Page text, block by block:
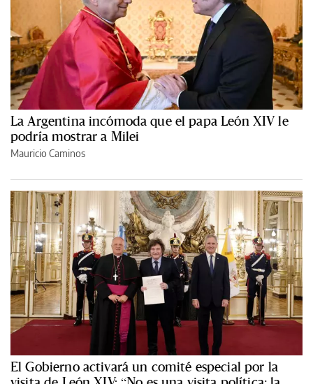
La Argentina incómoda que el papa León XIV le
podría mostrar a Milei
Mauricio Caminos
El Gobierno activará un comité especial por la